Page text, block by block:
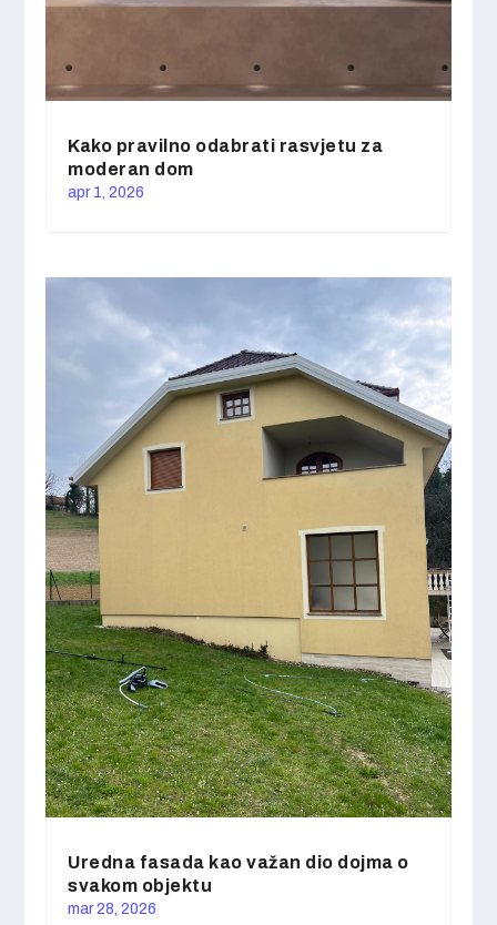
Kako pravilno odabrati rasvjetu za
moderan dom
apr 1, 2026
Uredna fasada kao važan dio dojma o
svakom objektu
mar 28, 2026